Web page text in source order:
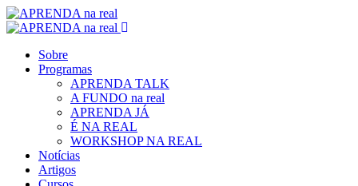
Sobre
Programas
APRENDA TALK
A FUNDO na real
APRENDA JÁ
É NA REAL
WORKSHOP NA REAL
Notícias
Artigos